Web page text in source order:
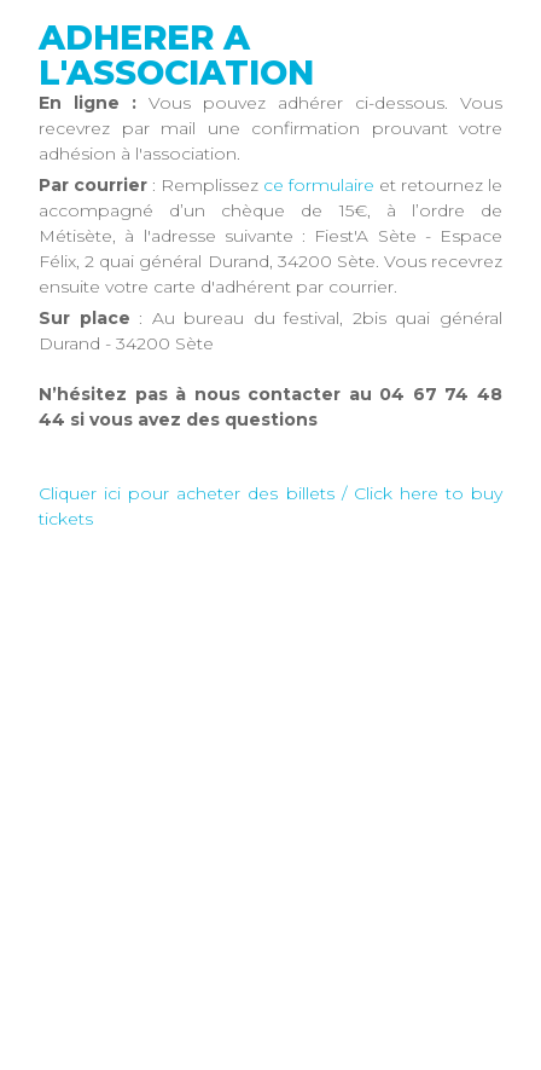
ADHERER A
L'ASSOCIATION
En ligne : Vous pouvez adhérer ci-dessous. Vous
recevrez par mail une confirmation prouvant votre
adhésion à l'association.
Par courrier : Remplissez ce formulaire et retournez le
accompagné d’un chèque de 15€, à l’ordre de
Métisète, à l'adresse suivante : Fiest'A Sète - Espace
Félix, 2 quai général Durand, 34200 Sète. Vous recevrez
ensuite votre carte d'adhérent par courrier.
Sur place : Au bureau du festival, 2bis quai général
Durand - 34200 Sète
N’hésitez pas à nous contacter au 04 67 74 48
44 si vous avez des questions
Cliquer ici pour acheter des billets / Click here to buy
tickets